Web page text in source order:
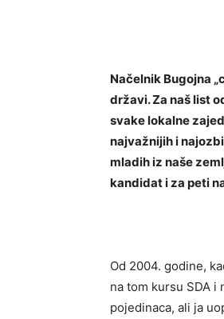
Načelnik Bugojna
državi. Za naš list
svake lokalne
najvažnijih i
mladih iz naše
kandidat i za peti
Od 2004. godine,
na tom kursu SDA
pojedinaca, ali ja